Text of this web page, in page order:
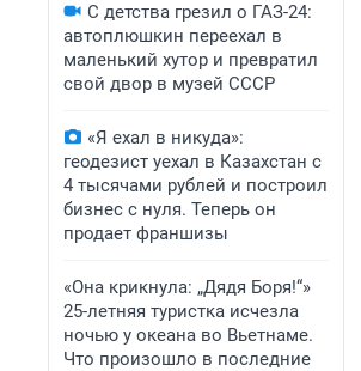
С детства грезил о ГАЗ-24:
автоплюшкин переехал в
маленький хутор и превратил
свой двор в музей СССР
«Я ехал в никуда»:
геодезист уехал в Казахстан с
4 тысячами рублей и построил
бизнес с нуля. Теперь он
продает франшизы
«Она крикнула: „Дядя Боря!“»
25-летняя туристка исчезла
ночью у океана во Вьетнаме.
Что произошло в последние